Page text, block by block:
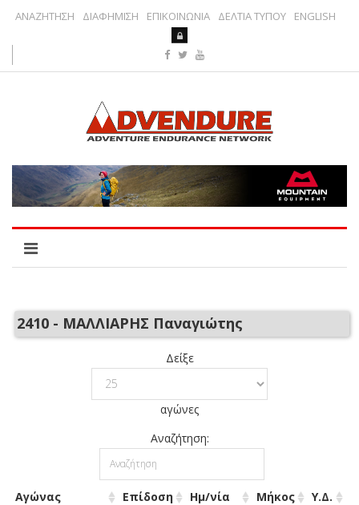
ΑΝΑΖΗΤΗΣΗ ΔΙΑΦΗΜΙΣΗ ΕΠΙΚΟΙΝΩΝΙΑ ΔΕΛΤΙΑ ΤΥΠΟΥ ENGLISH
2410 - ΜΑΛΛΙΑΡΗΣ Παναγιώτης
Δείξε
αγώνες
Αναζήτηση:
Αγώνας Επίδοση Ημ/νία Μήκος
Υ.Δ.